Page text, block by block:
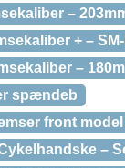
–
+ –
–
spændeb
front model
–